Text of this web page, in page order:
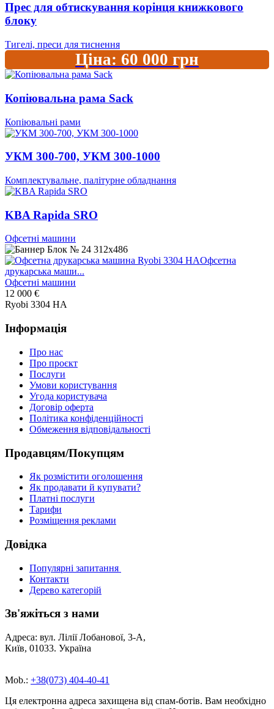
Прес для обтискування корінця книжкового
блоку
Тигелі, преси для тиснення
Ціна: 60 000 грн
Копіювальна рама Sack
Копіювальні рами
УКМ 300-700, УКМ 300-1000
Комплектувальне, палітурне обладнання
KBA Rapida SRO
Офсетні машини
Офсетна
друкарська маши...
Офсетні машини
12 000 €
Ryobi 3304 HA
Інформація
Про нас
Про проєкт
Послуги
Умови користування
Угода користувача
Договір оферта
Політика конфіденційності
Обмеження відповідальності
Продавцям/Покупцям
Як розмістити оголошення
Як продавати й купувати?
Платні послуги
Тарифи
Розміщення реклами
Довідка
Популярні запитання
Контакти
Дерево категорій
Зв'яжіться з нами
Адреса: вул. Лілії Лобанової, 3-А,
Київ, 01033. Україна
Mob.: +38(073) 404-40-41
Ця електронна адреса захищена від спам-ботів. Вам необхідно